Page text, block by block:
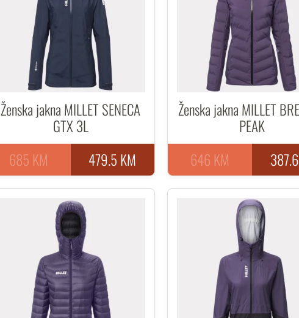
Ženska jakna MILLET SENECA
GTX 3L
479.5 KM
685 KM
Ženska jakna MILLET
PEAK
646 KM